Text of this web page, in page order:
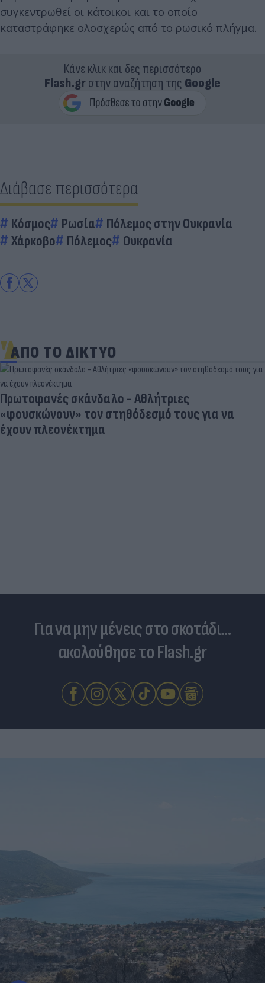
συγκεντρωθεί οι κάτοικοι και το οποίο
καταστράφηκε ολοσχερώς από το ρωσικό πλήγμα.
Κάνε κλικ και δες περισσότερο
Flash.grστην αναζήτηση της Google
Διάβασε περισσότερα
Κόσμος Ρωσία
Πόλεμος στην Ουκρανία
Χάρκοβο
Πόλεμος Ουκρανία
ΑΠΟ ΤΟ ΔΙΚΤΥΟ
Πρωτοφανές σκάνδαλο - Aθλήτριες
«φουσκώνουν» τον στηθόδεσμό τους για να
έχουν πλεονέκτημα
Για να μην μένεις στο σκοτάδι...
ακολούθησε το Flash.gr